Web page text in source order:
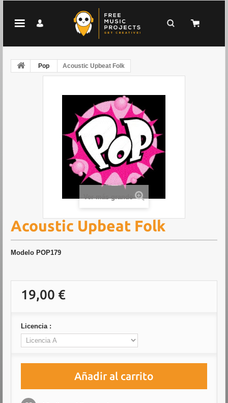
Pop Acoustic Upbeat Folk
Ver más grande
Acoustic Upbeat Folk
Modelo POP179
19,00 €
Licencia :
Añadir al carrito